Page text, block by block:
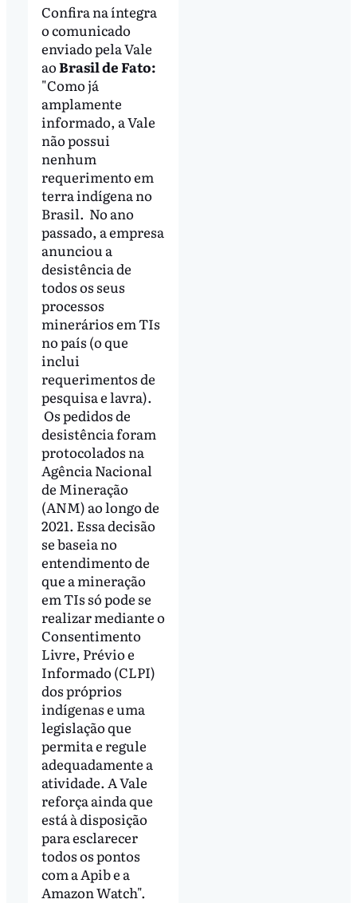
Confira na íntegra
o comunicado
enviado pela Vale
aoBrasil de Fato:
"Como já
amplamente
informado, a Vale
não possui
nenhum
requerimento em
terra indígena no
Brasil. No ano
passado, a empresa
anunciou a
desistência de
todos os seus
processos
minerários em TIs
no país (o que
inclui
requerimentos de
pesquisa e lavra).
Os pedidos de
desistência foram
protocolados na
Agência Nacional
de Mineração
(ANM) ao longo de
2021. Essa decisão
se baseia no
entendimento de
que a mineração
em TIs só pode se
realizar mediante o
Consentimento
Livre, Prévio e
Informado (CLPI)
dos próprios
indígenas e uma
legislação que
permita e regule
adequadamente a
atividade. A Vale
reforça ainda que
está à disposição
para esclarecer
todos os pontos
com a Apib e a
Amazon Watch".